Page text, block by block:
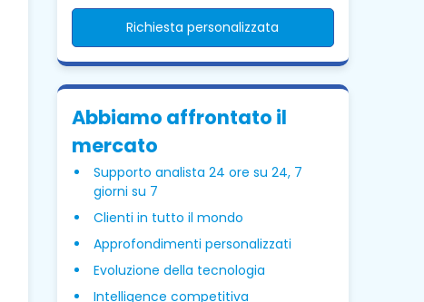
Richiesta personalizzata
Abbiamo affrontato il
mercato
Supporto analista 24 ore su 24, 7
giorni su 7
Clienti in tutto il mondo
Approfondimenti personalizzati
Evoluzione della tecnologia
Intelligence competitiva